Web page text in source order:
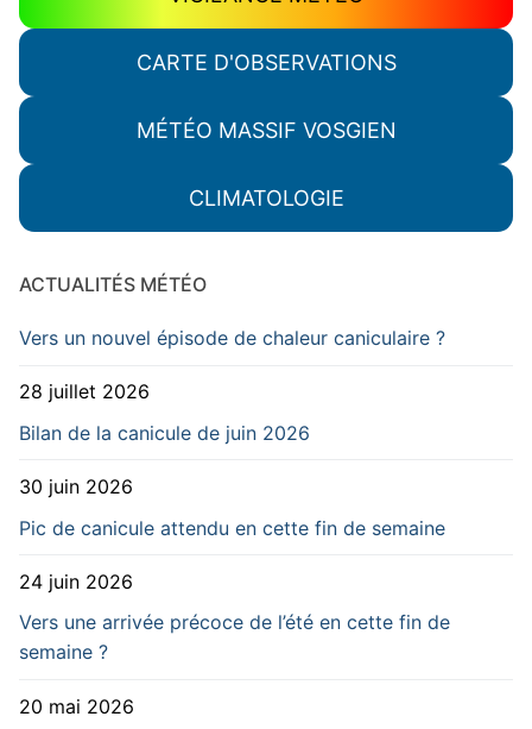
CARTE D'OBSERVATIONS
MÉTÉO MASSIF VOSGIEN
CLIMATOLOGIE
ACTUALITÉS MÉTÉO
Vers un nouvel épisode de chaleur caniculaire ?
28 juillet 2026
Bilan de la canicule de juin 2026
30 juin 2026
Pic de canicule attendu en cette fin de semaine
24 juin 2026
Vers une arrivée précoce de l’été en cette fin de
semaine ?
20 mai 2026